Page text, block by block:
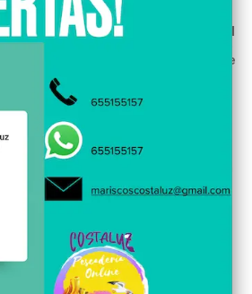
Descripción:
apreciada en Isla Cristina todo el
que es más consumida en verano
en restaurantes y bares de
más conocida de hacer este
en salsa, incluso en zonas de
las comen en bocadillos.
contamos con:
frescas Medianas
de Cádiz Andalucía España (Isla
cristina, Huelva)
primavera y finales de
comercial: Puntillitas
científica: Architeuthis
producción: Extractiva